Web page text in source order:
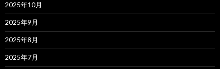
2025年10月
2025年9月
2025年8月
2025年7月